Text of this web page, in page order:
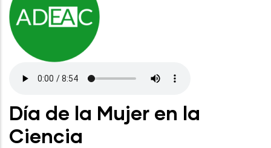
Día de la Mujer en la
Ciencia